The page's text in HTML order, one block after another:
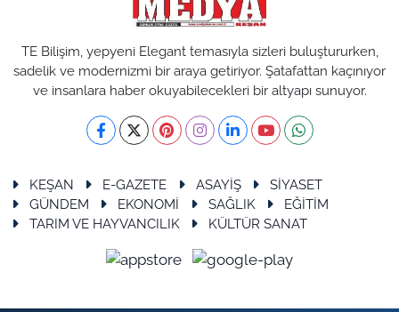
TE Bilişim, yepyeni Elegant temasıyla sizleri buluştururken,
sadelik ve modernizmi bir araya getiriyor. Şatafattan kaçınıyor
ve insanlara haber okuyabilecekleri bir altyapı sunuyor.
KEŞAN E-GAZETE ASAYİŞ
SİYASET
GÜNDEM
EKONOMİ SAĞLIK
EĞİTİM
TARIM VE HAYVANCILIK
KÜLTÜR SANAT